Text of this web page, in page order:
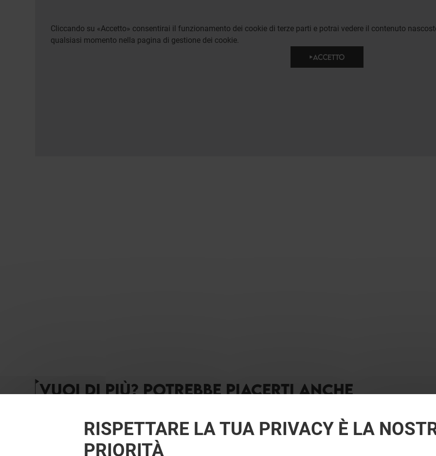
Cliccando su «Accetto» consentirai il funzionamento dei cookie di terze parti e potrai vedere il contenuto
qualsiasi momento nella pagina di gestione dei cookie.
ACCETTO
VUOI DI PIÙ? POTREBBE PIACERTI ANCHE
RISPETTARE LA TUA PRIVACY È LA
PRIORITÀ